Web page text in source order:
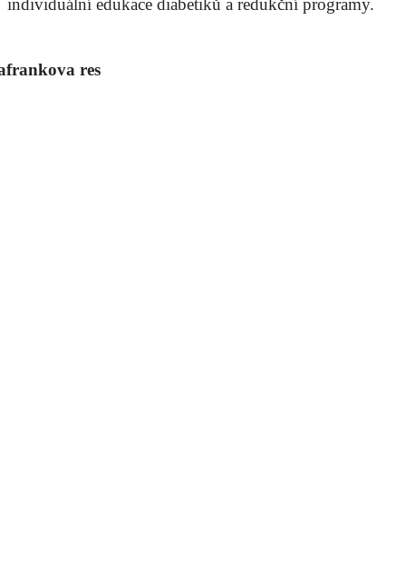
individuální edukace diabetiků a redukční programy.